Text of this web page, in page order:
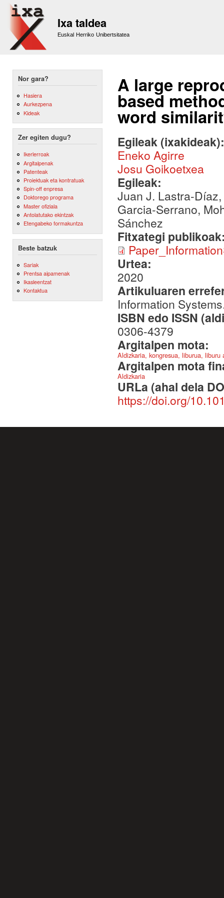
Ixa taldea
Euskal Herriko Unibertsitatea
Nor gara?
Hasiera
Aurkezpena
Kideak
Zer egiten dugu?
Ikerlerroak
Argitalpenak
Patenteak
Proiektuak eta kontratuak
Spin-off enpresa
Doktorego programa
Master ofiziala
Antolatutako ekintzak
Etengabeko formakuntza
Beste batzuk
Sariak
Prentsa aipamenak
Ikasleentzat
Kontaktua
A large
based
word
Egileak
Eneko Agirre
Josu Goikoetxea
Egileak:
Juan J. Lastra-
Garcia-Serrano,
Sánchez
Fitxategi
Urtea:
2020
Artikuluaren
Information
ISBN edo ISSN
0306-4379
Argitalpen mota:
Aldizkaria, kongresua, liburua,
Argitalpen mota
Aldizkaria
URLa (ahal dela
https://doi.org/